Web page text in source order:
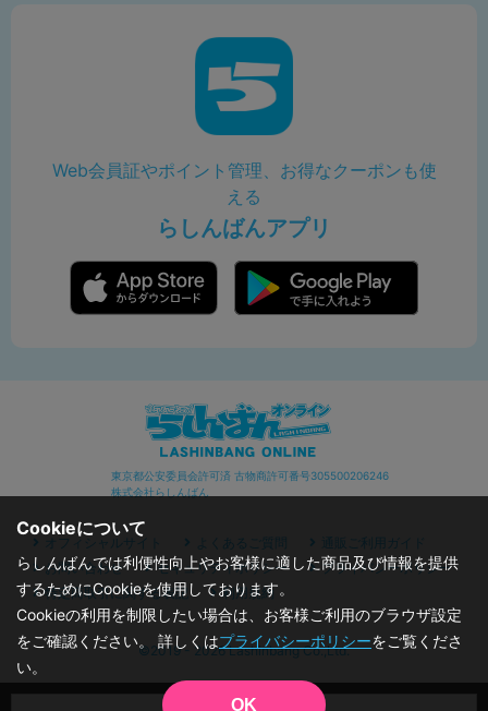
Web会員証やポイント管理、お得なクーポンも使
える
らしんばんアプリ
東京都公安委員会許可済 古物商許可番号305500206246
株式会社らしんばん
オフィシャルサイト よくあるご質問
通販ご利用ガイド
お問い合わせ
セキュリティポリシー
プライバシーポリシー
特定商取引に関する表記
利用規約
©2019 - 2026 Lashinbang Co.,Ltd.
Cookieについて
らしんばんでは利便性向上やお客様に適した商品及び情報を提供
するためにCookieを使用しております。
Cookieの利用を制限したい場合は、お客様ご利用のブラウザ設定
をご確認ください。 詳しくはプライバシーポリシーをご覧くださ
い。
OK